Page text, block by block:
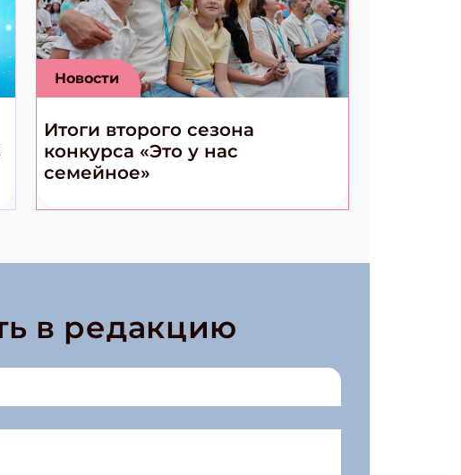
Новости
Итоги второго сезона
конкурса «Это у нас
семейное»
в редакцию